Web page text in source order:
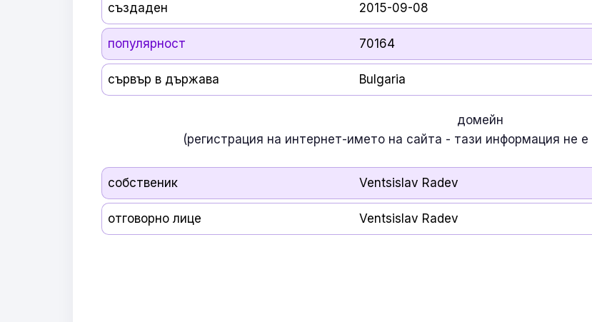
създаден 2015-09-08
популярност 70164
сървър в държава Bulgaria
домейн
(регистрация на интернет-името на сайта - тази информация не е
собственик Ventsislav Radev
отговорно лице Ventsislav Radev